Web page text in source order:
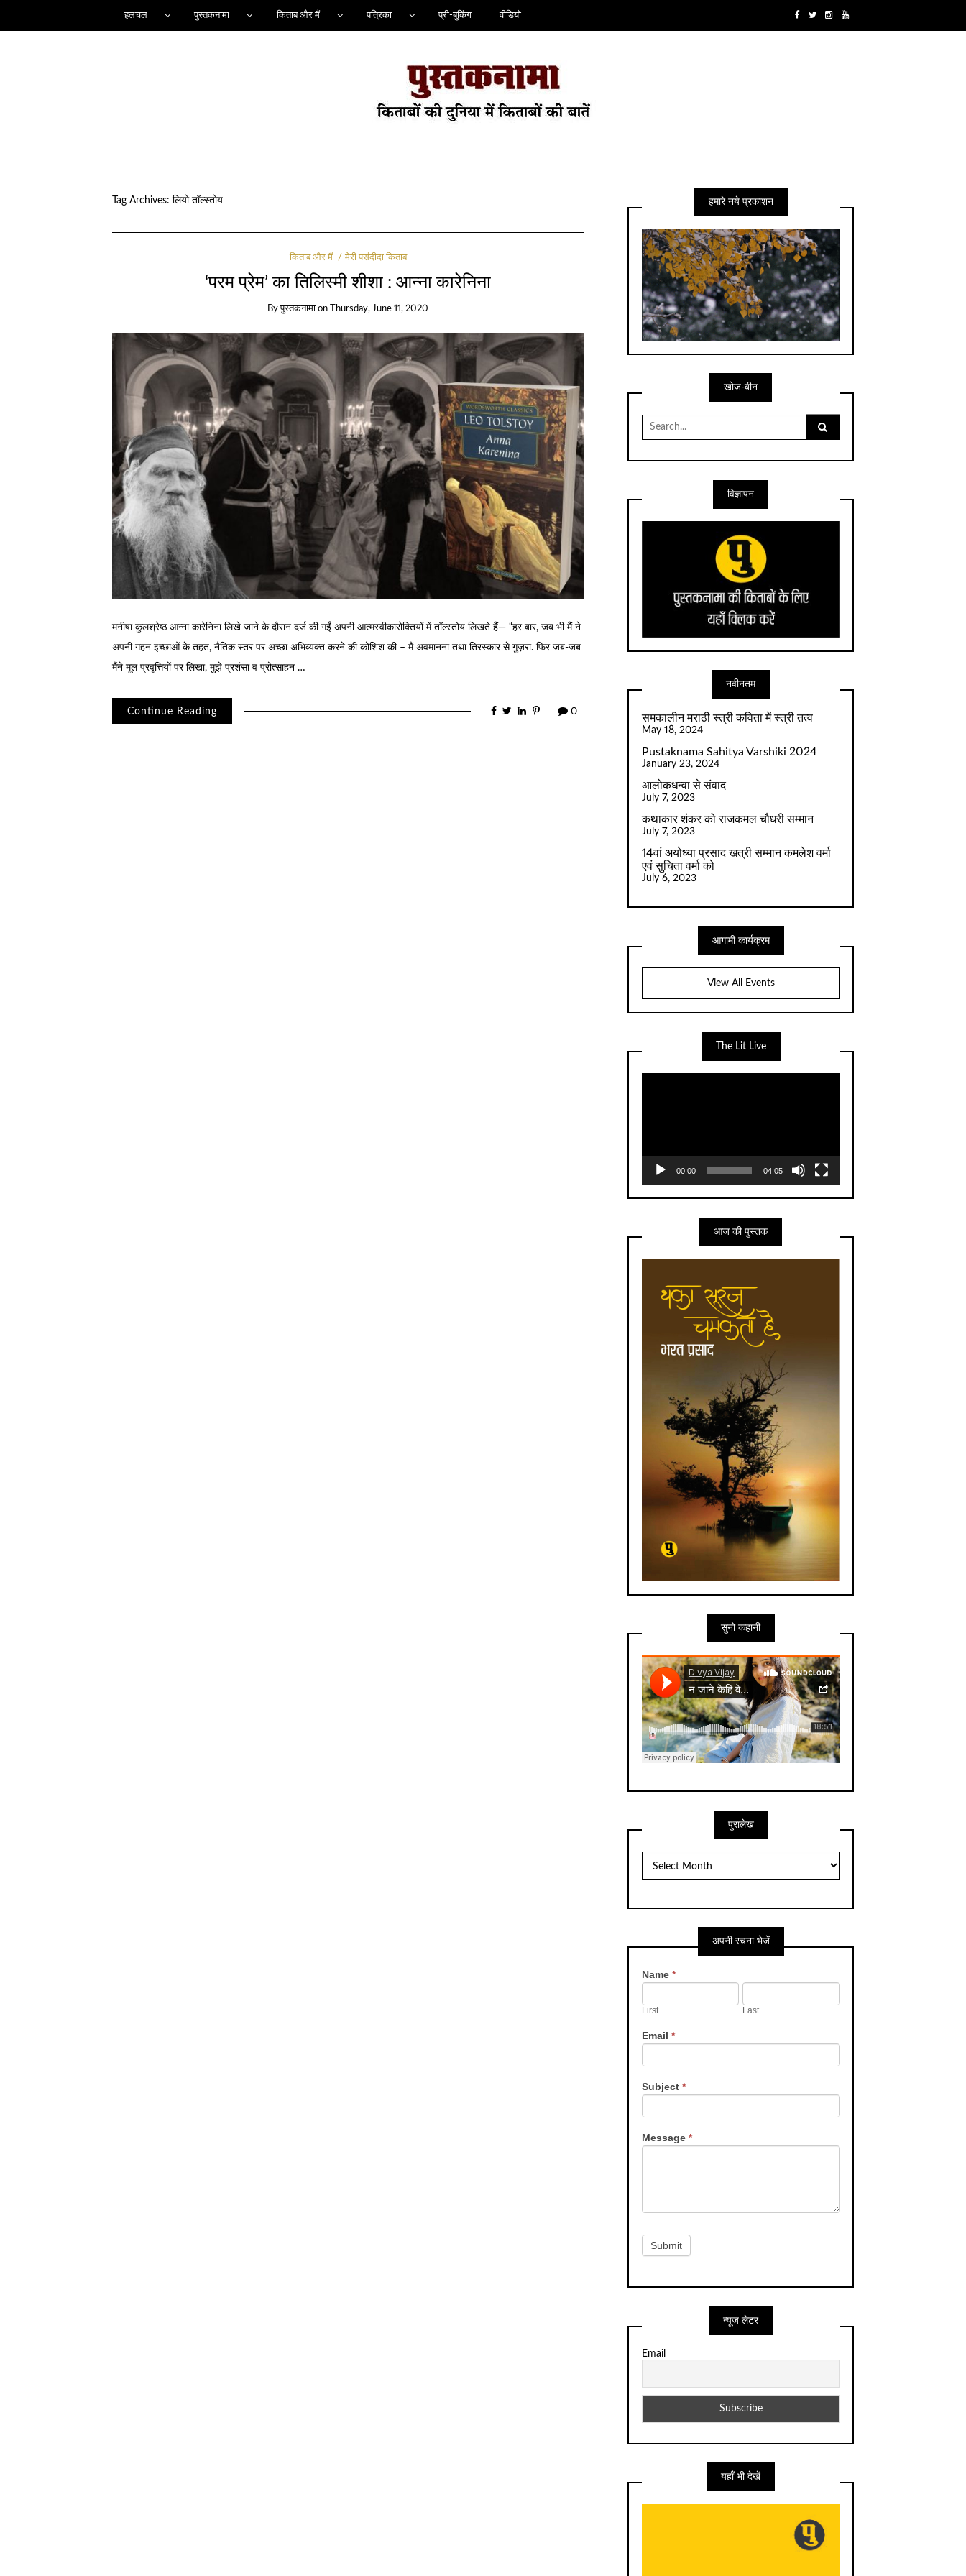
हलचल पुस्तकनामा किताब और मैं पत्रिका प्री-बुकिंग वीडियो
Tag Archives: लियो तॉल्स्तोय
किताब और मैं मेरी पसंदीदा किताब
‘परम प्रेम’ का तिलिस्मी शीशा : आन्ना कारेनिना
Byपुस्तकनामा on Thursday, June 11, 2020
मनीषा कुलश्रेष्ठ आन्ना कारेनिना लिखे जाने के दौरान दर्ज की गईं अपनी आत्मस्वीकारोक्तियों में तॉल्स्तोय लिखते हैं— “हर बार, जब भी मैं ने
अपनी गहन इच्छाओं के तहत, नैतिक स्तर पर अच्छा अभिव्यक्त करने की कोशिश की – मैं अवमानना तथा तिरस्कार से गुज़रा. फिर जब-जब
मैंने मूल प्रवृत्तियों पर लिखा, मुझे प्रशंसा व प्रोत्साहन …
Continue Reading 0
हमारे नये प्रकाशन
खोज-बीन
Search
for:
विज्ञापन
नवीनतम
समकालीन मराठी स्त्री कविता में स्त्री तत्व
May 18, 2024
Pustaknama Sahitya Varshiki 2024
January 23, 2024
आलोकधन्वा से संवाद
July 7, 2023
कथाकार शंकर को राजकमल चौधरी सम्मान
July 7, 2023
14वां अयोध्या प्रसाद खत्री सम्मान कमलेश वर्मा
एवं सुचिता वर्मा को
July 6, 2023
आगामी कार्यक्रम
View All Events
The Lit Live
00:00 04:05
आज की पुस्तक
सुनो कहानी
पुरालेख
अपनी रचना भेजें
Contact
Us
Name *
First Last
Email *
Subject *
Message *
Submit
न्यूज़ लेटर
Email
यहाँ भी देखें